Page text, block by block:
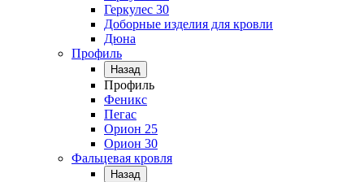
Геркулес 30
Доборные изделия для кровли
Дюна
Профиль
Назад
Профиль
Феникс
Пегас
Орион 25
Орион 30
Фальцевая кровля
Назад